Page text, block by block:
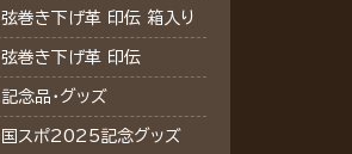
弦巻き下げ革 印伝 箱入り
弦巻き下げ革 印伝
記念品･グッズ
国スポ2025記念グッズ